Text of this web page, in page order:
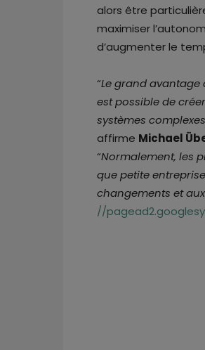
alors être
maximiser
d’augmenter le
“Le grand avantage
est possible de
systèmes
affirme Michael
“Normalement, les
que petite
changements et
//